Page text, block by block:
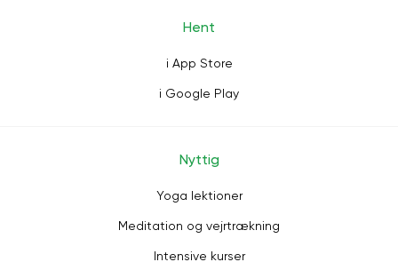
Hent
i App Store
i Google Play
Nyttig
Yoga lektioner
Meditation og vejrtrækning
Intensive kurser